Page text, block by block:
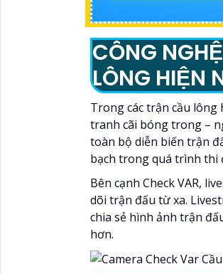
CÔNG
LÔNG HIỆN
Trong các trận cầu lông
tranh cãi bóng trong –
toàn bộ diễn biến trận
bạch trong quá trình thi
Bên cạnh Check VAR,
dõi trận đấu từ xa.
chia sẻ hình ảnh trận
hơn.